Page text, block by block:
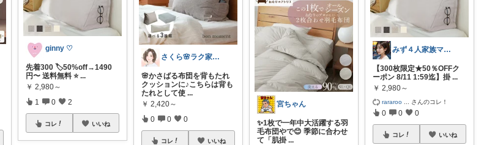
ginny ♡
先着300 🏷️50%off→1490
円〜 送料無料 ⭐ ...
￥ 2,980～
1 0 2
コレ いいね
さくら🌸ラク家事&便利な生活雑貨🏠️
🌸かさばる布団を背もたれ
クッションに♪こちらは背も
たれとして使 ...
￥ 2,420～
0 0 0
コレ いいね
宮ちゃん
✨1枚で一年中大活躍する羽
毛布団やで😊 季節に合わせ
て「肌掛 ...
みず４人家族ママ★３０代子育て奮闘中🙆
【300枚限定★50％OFFク
ーポン 8/11 1:59迄】掛 ...
￥ 2,980～
rararoo さんのコレ！
0 0 0
コレ いいね